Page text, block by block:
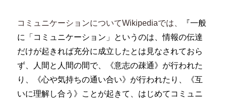
コミュニケーションについてWikipediaでは、
『一般
に「コミュニケーション」というのは、情報の伝達
だけが起きれば充分に成立したとは見なされておら
ず、人間と人間の間で、《意志の疎通》が行われた
り、《心や気持ちの通い合い》が行われたり、《互
いに理解し合う》ことが起きて、はじめてコミュニ